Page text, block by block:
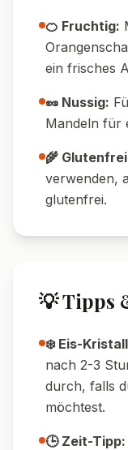
520
Kalorien
Sahne,
Spekulatius
🍫 Schoko-